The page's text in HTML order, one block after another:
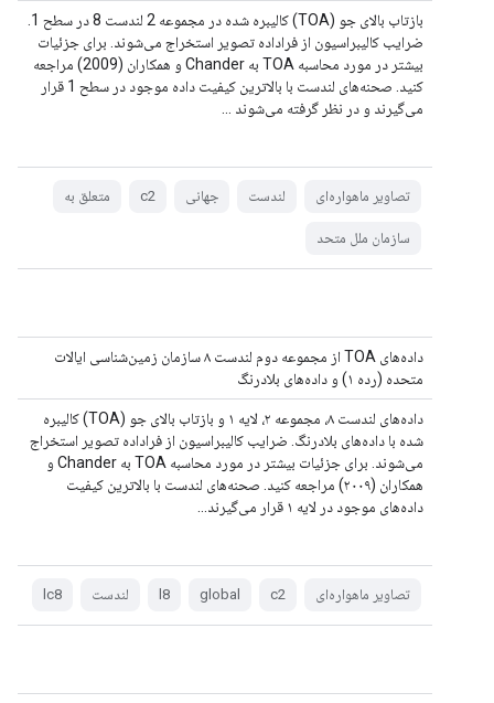
ضرایب کالیبراسیون از فراداده تصویر استخراج می‌شوند. برای جزئیات
بیشتر در مورد محاسبه TOA به Chander و همکاران (2009) مراجعه
کنید. صحنه‌های لندست با بالاترین کیفیت داده موجود در سطح 1 قرار
می‌گیرند و در نظر گرفته می‌شوند ...
تصاویر ماهواره‌ای لندست جهانی c2 متعلق به
سازمان ملل متحد
داده‌های TOA از مجموعه دوم لندست ۸ سازمان زمین‌شناسی ایالات
متحده (رده ۱) و داده‌های بلادرنگ
داده‌های لندست ۸، مجموعه ۲، لایه ۱ و بازتاب بالای جو (TOA) کالیبره
شده با داده‌های بلادرنگ. ضرایب کالیبراسیون از فراداده تصویر استخراج
می‌شوند. برای جزئیات بیشتر در مورد محاسبه TOA به Chander و
همکاران (۲۰۰۹) مراجعه کنید. صحنه‌های لندست با بالاترین کیفیت
داده‌های موجود در لایه ۱ قرار می‌گیرند...
تصاویر ماهواره‌ای c2
global
l8 لندست lc8